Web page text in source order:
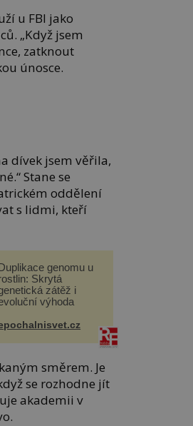
u FBI jako
„Když jsem
zatknout
únosce.
dívek jsem věřila,
Stane se
oddělení
s lidmi, kteří
genomu u
Skrytá
zátěž i
výhoda
směrem. Je
se rozhodne jít
akademii v